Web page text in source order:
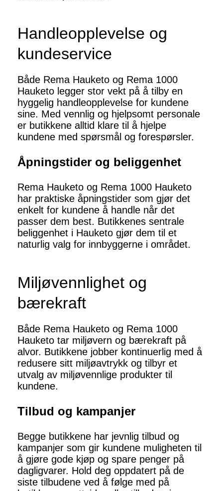
Handleopplevelse og
kundeservice
Både Rema Hauketo og Rema 1000
Hauketo legger stor vekt på å tilby en
hyggelig handleopplevelse for kundene
sine. Med vennlig og hjelpsomt personale
er butikkene alltid klare til å hjelpe
kundene med spørsmål og forespørsler.
Åpningstider og beliggenhet
Rema Hauketo og Rema 1000 Hauketo
har praktiske åpningstider som gjør det
enkelt for kundene å handle når det
passer dem best. Butikkenes sentrale
beliggenhet i Hauketo gjør dem til et
naturlig valg for innbyggerne i området.
Miljøvennlighet og
bærekraft
Både Rema Hauketo og Rema 1000
Hauketo tar miljøvern og bærekraft på
alvor. Butikkene jobber kontinuerlig med å
redusere sitt miljøavtrykk og tilbyr et
utvalg av miljøvennlige produkter til
kundene.
Tilbud og kampanjer
Begge butikkene har jevnlig tilbud og
kampanjer som gir kundene muligheten til
å gjøre gode kjøp og spare penger på
dagligvarer. Hold deg oppdatert på de
siste tilbudene ved å følge med på